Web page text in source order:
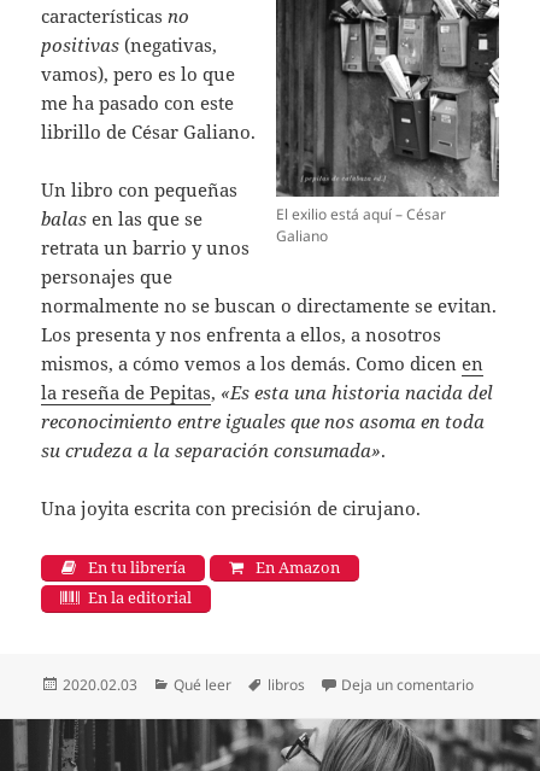
El exilio está aquí – César
Galiano
característicasno
positivas (negativas,
vamos), pero es lo que
me ha pasado con este
librillo de César Galiano.
Un libro con pequeñas
balas en las que se
retrata un barrio y unos
personajes que
normalmente no se buscan o directamente se evitan.
Los presenta y nos enfrenta a ellos, a nosotros
mismos, a cómo vemos a los demás. Como dicenen
la reseña de Pepitas, «Es esta una historia nacida del
reconocimiento entre iguales que nos asoma en toda
su crudeza a la separación consumada».
Una joyita escrita con precisión de cirujano.
En tu librería
En Amazon
En la editorial
Publicado
2020.02.03 Categorías
Qué leer Etiquetas
libros Deja un comentarioen El